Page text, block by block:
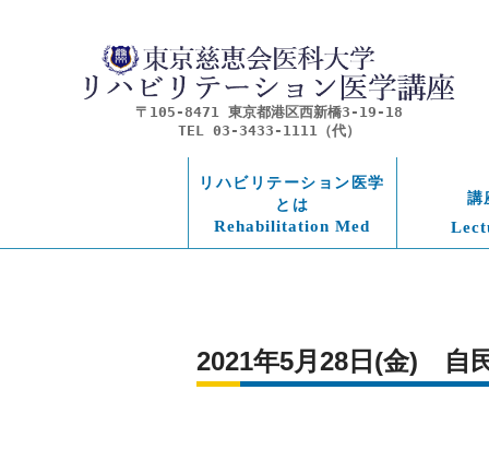
〒105-8471 東京都港区西新橋3-19-18
TEL 03-3433-1111（代）
リハビリテーション医学
とは
Rehabilitation Med
講
2021年5月28日(金)　自